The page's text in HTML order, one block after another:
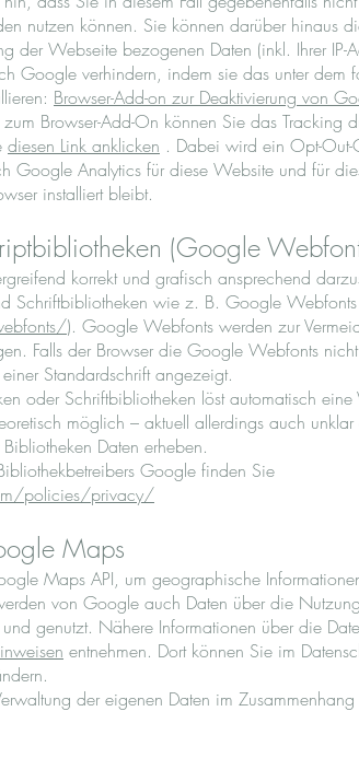
nutzen können. Sie können darüber hinaus
der Webseite bezogenen Daten (inkl. Ihrer
Google verhindern, indem sie das unter dem
Browser-Add-on zur Deaktivierung von
Browser-Add-On können Sie das Tracking
diesen Link anklicken . Dabei wird ein Opt-Out-
Google Analytics für diese Website und für
installiert bleibt.
(Google
korrekt und grafisch ansprechend
Schriftbibliotheken wie z. B. Google Webfonts
). Google Webfonts werden zur
Falls der Browser die Google Webfonts
Standardschrift angezeigt.
oder Schriftbibliotheken löst automatisch
möglich – aktuell allerdings auch
Daten erheben.
Google finden Sie
policies/privacy/
Maps
Maps API, um geographische
von Google auch Daten über die
genutzt. Nähere Informationen über die
entnehmen. Dort können Sie im
der eigenen Daten im